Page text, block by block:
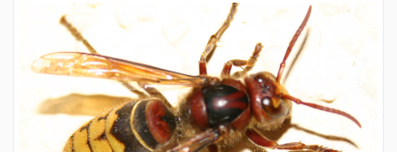
Secteur résidentiel
Secteur commercial
Industriel et Agricole